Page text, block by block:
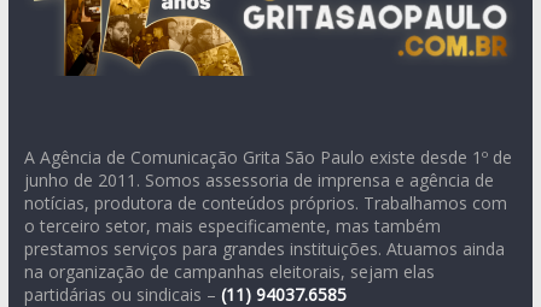
A Agência de Comunicação Grita São Paulo existe desde 1º de
junho de 2011. Somos assessoria de imprensa e agência de
notícias, produtora de conteúdos próprios. Trabalhamos com
o terceiro setor, mais especificamente, mas também
prestamos serviços para grandes instituições. Atuamos ainda
na organização de campanhas eleitorais, sejam elas
partidárias ou sindicais – (11) 94037.6585